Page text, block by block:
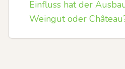
Einfluss hat der
Weingut oder